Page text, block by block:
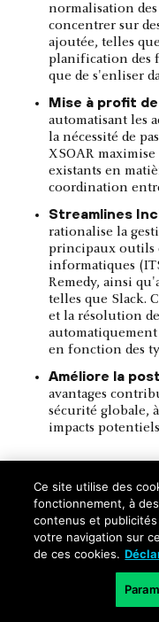
normalisation des
concentrer sur
ajoutée, telles
planification des
que de s'enliser
Mise à profit
automatisant les
la nécessité de
XSOAR
existants en
coordination
Streamlines
rationalise la
principaux outils
informatiques
Remedy, ainsi
telles que Slack.
et la résolution
en fonction des
Améliore la
avantages
sécurité globale,
impacts
FAQ sur le
d'utilisation de
Quelle est la
Ce site utilise des
fonctionnement, à
contenus et
votre navigation sur
de ces cookies.